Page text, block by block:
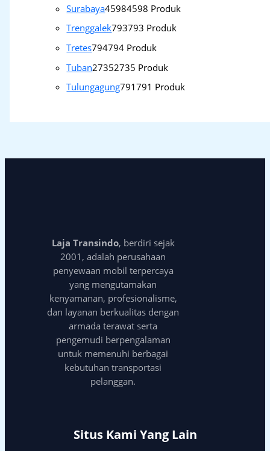
Surabaya45984598 Produk
Trenggalek793793 Produk
Tretes794794 Produk
Tuban27352735 Produk
Tulungagung791791 Produk
Laja Transindo, berdiri sejak
2001, adalah perusahaan
penyewaan mobil terpercaya
yang mengutamakan
kenyamanan, profesionalisme,
dan layanan berkualitas dengan
armada terawat serta
pengemudi berpengalaman
untuk memenuhi berbagai
kebutuhan transportasi
pelanggan.
Situs Kami Yang Lain